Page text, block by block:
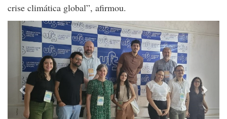
crise climática global”, afirmou.